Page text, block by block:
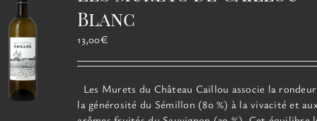
la
du
produit
Blanc
13,00€
Les Murets du Château Caillou associe la
la générosité du Sémillon (80 %) à la vivacité et